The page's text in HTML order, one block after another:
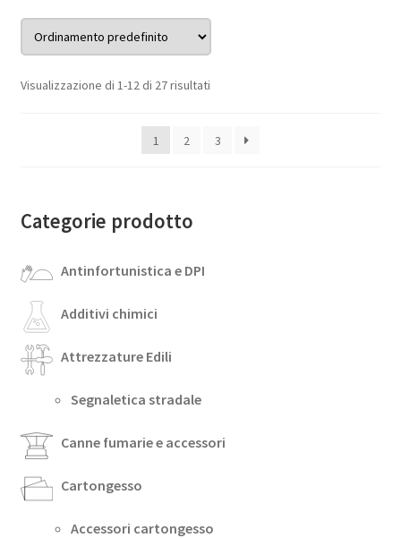
Visualizzazione di 1-12 di 27 risultati
1 2 3
Categorie prodotto
Antinfortunistica e DPI
Additivi chimici
Attrezzature Edili
Segnaletica stradale
Canne fumarie e accessori
Cartongesso
Accessori cartongesso